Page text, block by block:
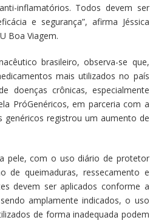
inflamatórios. Todos devem ser
e segurança”, afirma Jéssica
Boa Viagem.
brasileiro, observa-se que,
mais utilizados no país
doenças crônicas, especialmente
PróGenéricos, em parceria com a
genéricos registrou um aumento de
pele, com o uso diário de protetor
de queimaduras, ressecamento e
devem ser aplicados conforme a
amplamente indicados, o uso
de forma inadequada podem